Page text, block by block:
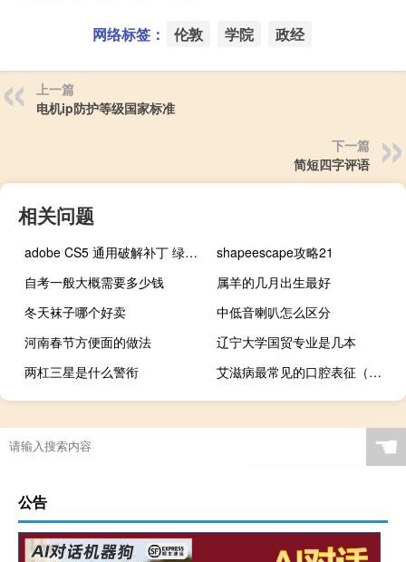
网络标签： 伦敦 学院 政经
上一篇
电机ip防护等级国家标准
下一篇
简短四字评语
相关问题
adobe CS5 通用破解补丁 绿色免费版（adobe CS5 通用破解补丁 绿色免费版功能简介）
shapeescape攻略21
自考一般大概需要多少钱
属羊的几月出生最好
冬天袜子哪个好卖
中低音喇叭怎么区分
河南春节方便面的做法
辽宁大学国贸专业是几本
两杠三星是什么警衔
艾滋病最常见的口腔表征（艾滋病的九大口腔症状）
☚
公告